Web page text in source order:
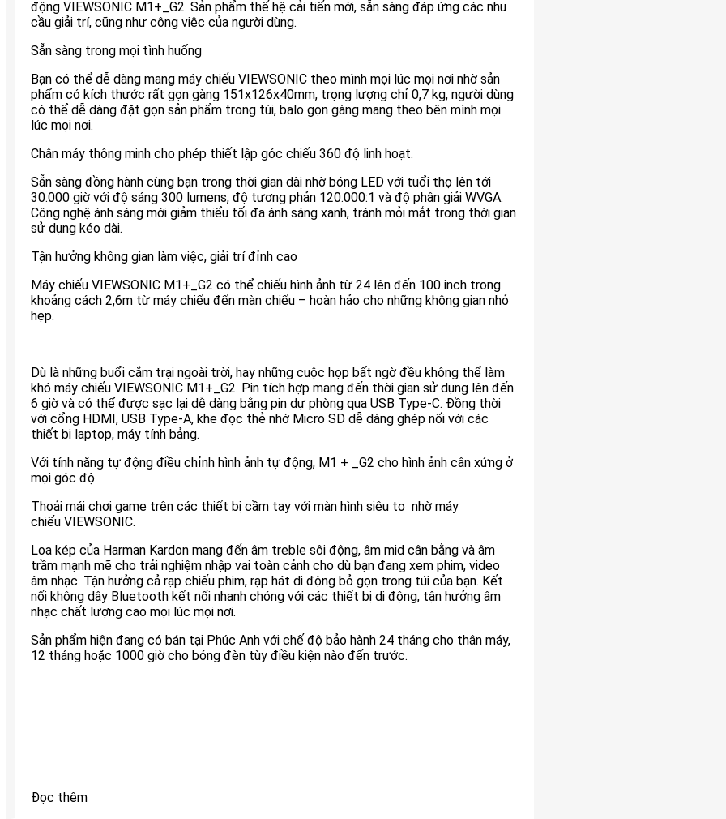
động VIEWSONIC M1+_G2. Sản phẩm thế hệ cải tiến mới, sẵn sàng đáp ứng các nhu
cầu giải trí, cũng như công việc của người dùng.
Sẵn sàng trong mọi tình huống
Bạn có thể dễ dàng mang máy chiếu VIEWSONIC theo mình mọi lúc mọi nơi nhờ sản
phẩm có kích thước rất gọn gàng 151x126x40mm, trọng lượng chỉ 0,7 kg, người dùng
có thể dễ dàng đặt gọn sản phẩm trong túi, balo gọn gàng mang theo bên mình mọi
lúc mọi nơi.
Chân máy thông minh cho phép thiết lập góc chiếu 360 độ linh hoạt.
Sẵn sàng đồng hành cùng bạn trong thời gian dài nhờ bóng LED với tuổi thọ lên tới
30.000 giờ với độ sáng 300 lumens, độ tương phản 120.000:1 và độ phân giải WVGA.
Công nghệ ánh sáng mới giảm thiểu tối đa ánh sáng xanh, tránh mỏi mắt trong thời gian
sử dụng kéo dài.
Tận hưởng không gian làm việc, giải trí đỉnh cao
Máy chiếu VIEWSONIC M1+_G2 có thể chiếu hình ảnh từ 24 lên đến 100 inch trong
khoảng cách 2,6m từ máy chiếu đến màn chiếu – hoàn hảo cho những không gian nhỏ
hẹp.
Dù là những buổi cắm trại ngoài trời, hay những cuộc họp bất ngờ đều không thể làm
khó máy chiếu VIEWSONIC M1+_G2. Pin tích hợp mang đến thời gian sử dụng lên đến
6 giờ và có thể được sạc lại dễ dàng bằng pin dự phòng qua USB Type-C. Đồng thời
với cổng HDMI, USB Type-A, khe đọc thẻ nhớ Micro SD dễ dàng ghép nối với các
thiết bị laptop, máy tính bảng.
Với tính năng tự động điều chỉnh hình ảnh tự động, M1 + _G2 cho hình ảnh cân xứng ở
mọi góc độ.
Thoải mái chơi game trên các thiết bị cầm tay với màn hình siêu to nhờ máy
chiếu VIEWSONIC.
Loa kép của Harman Kardon mang đến âm treble sôi động, âm mid cân bằng và âm
trầm mạnh mẽ cho trải nghiệm nhập vai toàn cảnh cho dù bạn đang xem phim, video
âm nhạc. Tận hưởng cả rạp chiếu phim, rạp hát di động bỏ gọn trong túi của bạn. Kết
nối không dây Bluetooth kết nối nhanh chóng với các thiết bị di động, tận hưởng âm
nhạc chất lượng cao mọi lúc mọi nơi.
Sản phẩm hiện đang có bán tại Phúc Anh với chế độ bảo hành 24 tháng cho thân máy,
12 tháng hoặc 1000 giờ cho bóng đèn tùy điều kiện nào đến trước.
Đọc thêm